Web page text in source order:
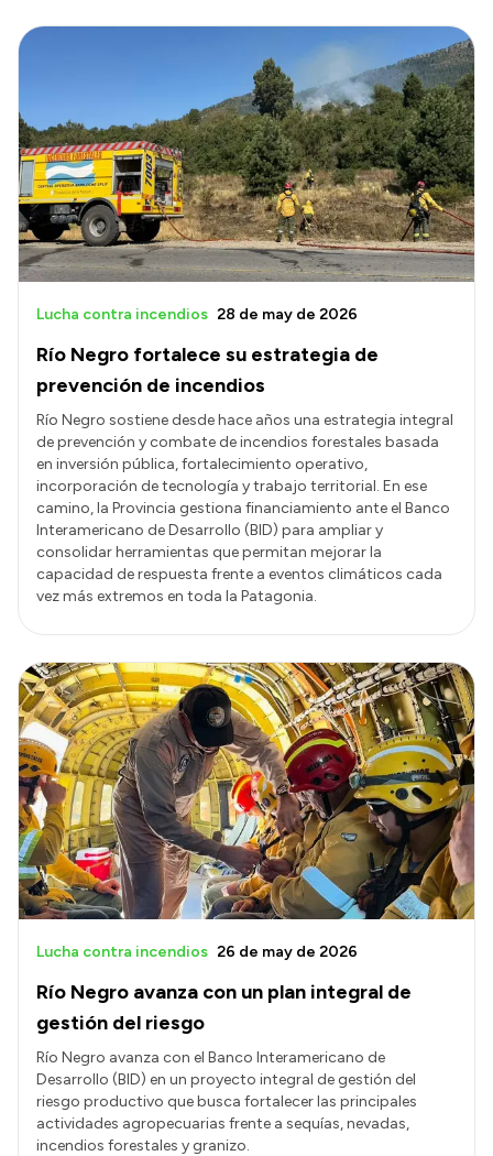
Río Negro fortalece su estrategia de
prevención de incendios
Lucha contra incendios 28 de may de 2026
Río Negro sostiene desde hace años una estrategia integral
de prevención y combate de incendios forestales basada
en inversión pública, fortalecimiento operativo,
incorporación de tecnología y trabajo territorial. En ese
camino, la Provincia gestiona financiamiento ante el Banco
Interamericano de Desarrollo (BID) para ampliar y
consolidar herramientas que permitan mejorar la
capacidad de respuesta frente a eventos climáticos cada
vez más extremos en toda la Patagonia.
Río Negro avanza con un plan integral de
gestión del riesgo
Lucha contra incendios 26 de may de 2026
Río Negro avanza con el Banco Interamericano de
Desarrollo (BID) en un proyecto integral de gestión del
riesgo productivo que busca fortalecer las principales
actividades agropecuarias frente a sequías, nevadas,
incendios forestales y granizo.